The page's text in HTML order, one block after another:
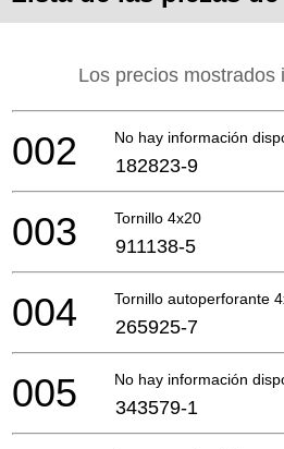
Los precios mostrados
No hay información
002 182823-9
Tornillo 4x20
003 911138-5
Tornillo autoperforante
004 265925-7
No hay información
005 343579-1